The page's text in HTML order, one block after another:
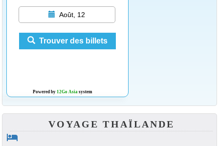
Août, 12
Trouver des billets
Powered by 12Go Asiasystem
VOYAGE THAÏLANDE
hotel